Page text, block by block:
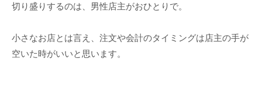
切り盛りするのは、男性店主がおひとりで。
小さなお店とは言え、注文や会計のタイミングは店主の手が
空いた時がいいと思います。